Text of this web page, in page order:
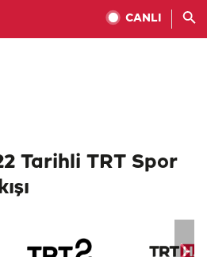
CANLI
Tarihli TRT Spor